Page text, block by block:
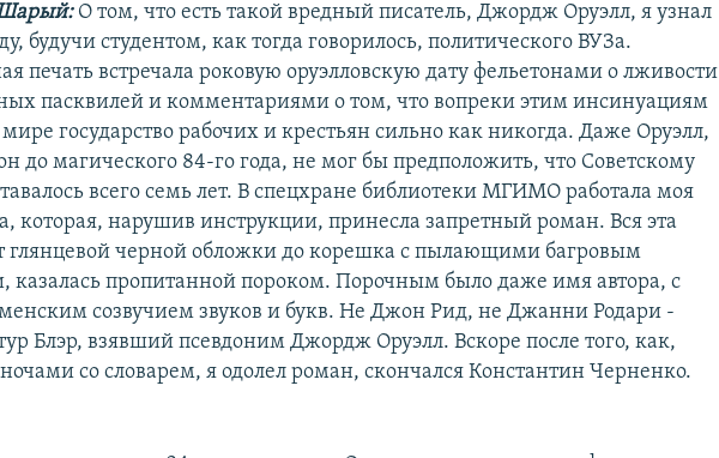
О том, что есть такой вредный писатель, Джордж Оруэлл, я узнал
будучи студентом, как тогда говорилось, политического ВУЗа.
печать встречала роковую оруэлловскую дату фельетонами о лживости
пасквилей и комментариями о том, что вопреки этим инсинуациям
государство рабочих и крестьян сильно как никогда. Даже Оруэлл,
до магического 84-го года, не мог бы предположить, что Советскому
всего семь лет. В спецхране библиотеки МГИМО работала моя
которая, нарушив инструкции, принесла запретный роман. Вся эта
глянцевой черной обложки до корешка с пылающими багровым
казалась пропитанной пороком. Порочным было даже имя автора, с
созвучием звуков и букв. Не Джон Рид, не Джанни Родари -
Блэр, взявший псевдоним Джордж Оруэлл. Вскоре после того, как,
со словарем, я одолел роман, скончался Константин Черненко.